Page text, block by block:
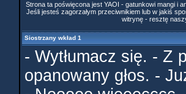
Strona ta poświęcona jest YAOI - gatunkowi mangi i
Jeśli jesteś zagorzałym przeciwnikiem lub w jakiś
witrynę - resztę
Siostrzany wkład 1
- Wytłumacz się. - Z
opanowany głos. -